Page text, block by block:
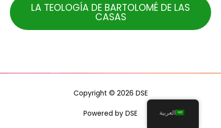
LA TEOLOGÍA DE BARTOLOMÉ DE LAS
CASAS
Copyright © 2026 DSE
Powered by DSE العربية